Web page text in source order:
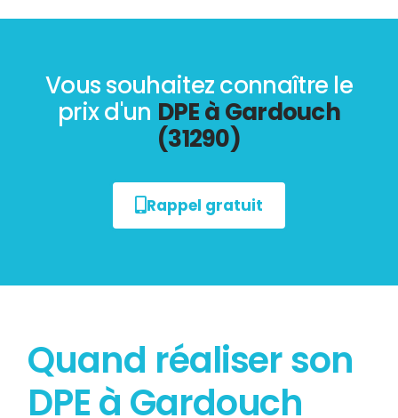
Vous souhaitez connaître le
prix d'un DPE à Gardouch
(31290)
Rappel gratuit
Quand réaliser son
DPE à Gardouch